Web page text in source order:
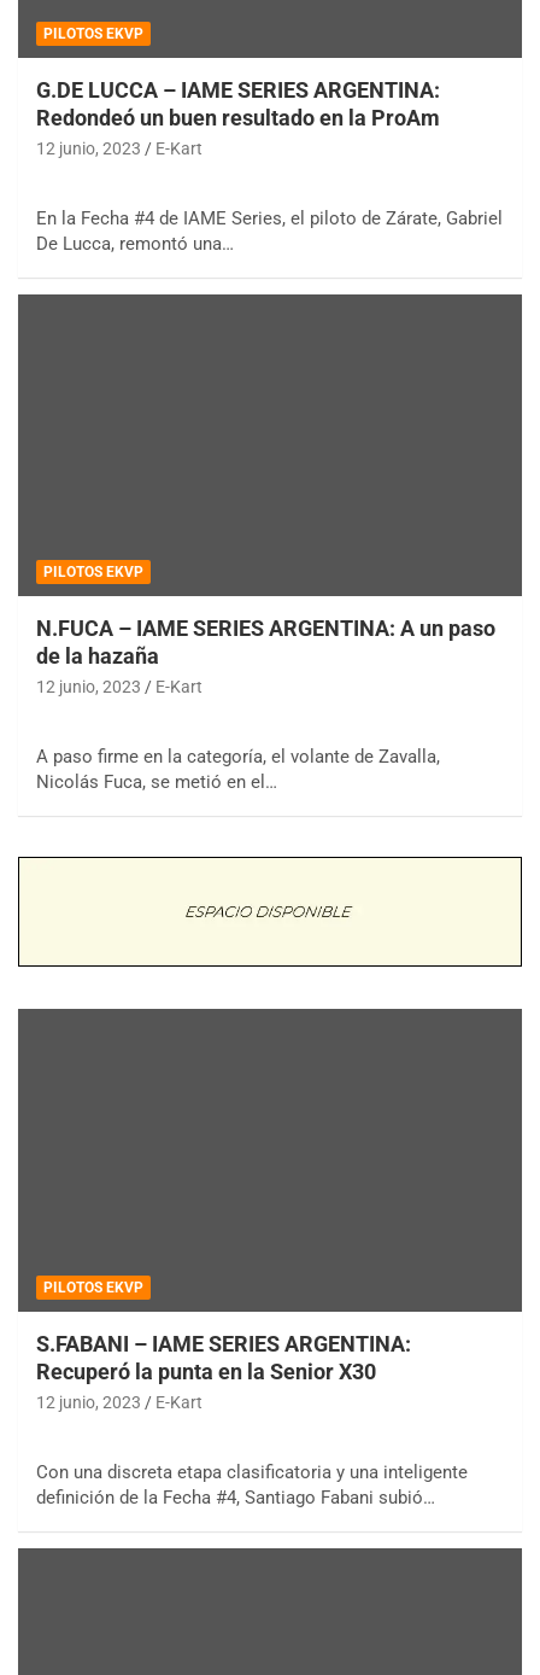
PILOTOS EKVP
G.DE LUCCA – IAME SERIES ARGENTINA:
Redondeó un buen resultado en la ProAm
12 junio, 2023 E-Kart
En la Fecha #4 de IAME Series, el piloto de Zárate, Gabriel
De Lucca, remontó una…
PILOTOS EKVP
N.FUCA – IAME SERIES ARGENTINA: A un paso
de la hazaña
12 junio, 2023 E-Kart
A paso firme en la categoría, el volante de Zavalla,
Nicolás Fuca, se metió en el…
PILOTOS EKVP
S.FABANI – IAME SERIES ARGENTINA:
Recuperó la punta en la Senior X30
12 junio, 2023 E-Kart
Con una discreta etapa clasificatoria y una inteligente
definición de la Fecha #4, Santiago Fabani subió…